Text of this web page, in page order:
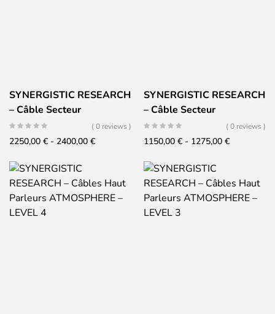
SYNERGISTIC RESEARCH
– Câble Secteur
ATMOSPHERE – LEVEL 2
( 0 reviews )
2250,00 € - 2400,00 €Fascia
da
2250,00 €
SYNERGISTIC RESEARCH
– Câble Secteur
ATMOSPHERE – LEVEL 1
( 0 reviews )
1150,00 € - 1275,00 €Fascia
da
1150,00 €